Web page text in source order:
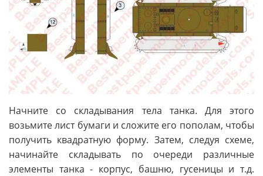
Начните со складывания тела танка. Для этого
возьмите лист бумаги и сложите его пополам, чтобы
получить квадратную форму. Затем, следуя схеме,
начинайте складывать по очереди различные
элементы танка - корпус, башню, гусеницы и т.д.